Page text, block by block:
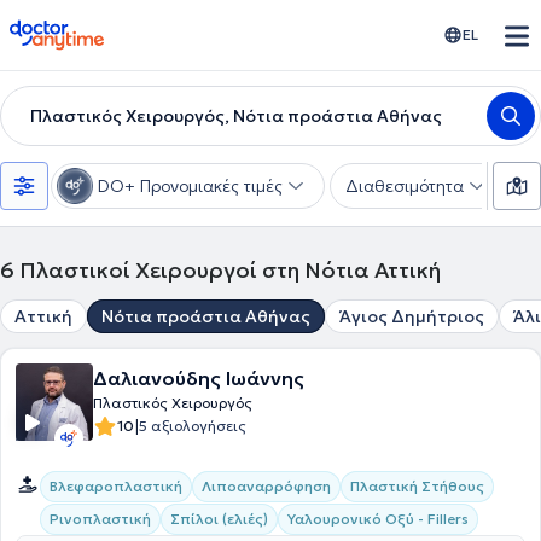
doctoranytime EL
Πλαστικός Χειρουργός, Νότια προάστια Αθήνας
DO+ Προνομιακές τιμές Διαθεσιμότητα
6 Πλαστικοί Χειρουργοί στη Νότια Αττική
Αττική Νότια προάστια Αθήνας Άγιος Δημήτριος
Δαλιανούδης Ιωάννης
Πλαστικός Χειρουργός
10|5 αξιολογήσεις
Βλεφαροπλαστική Λιποαναρρόφηση
Πλαστική Στήθους
Ρινοπλαστική
Σπίλοι (ελιές) Υαλουρονικό Οξύ - Fillers